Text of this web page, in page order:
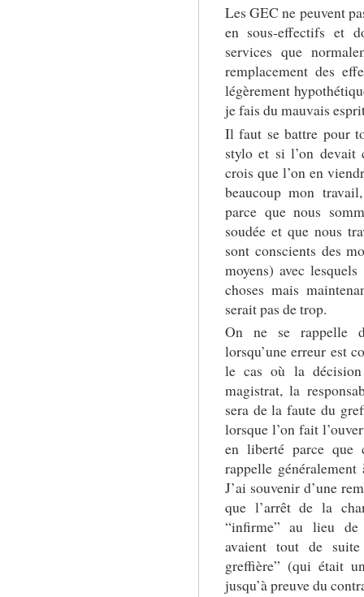
Les GEC ne peuvent
en sous-effectifs et
services que
remplacement des
légèrement
je fais du mauvais
Il faut se battre pour
stylo et si l’on devait
crois que l’on en
beaucoup mon
parce que nous
soudée et que nous
sont conscients des
moyens) avec
choses mais
serait pas de trop.
On ne se rappelle
lorsqu’une erreur est
le cas où la
magistrat, la
sera de la faute du
lorsque l’on fait
en liberté parce que
rappelle
J’ai souvenir d’une
que l’arrêt de la
“infirme” au lieu de
avaient tout de
greffière” (qui était
jusqu’à preuve du